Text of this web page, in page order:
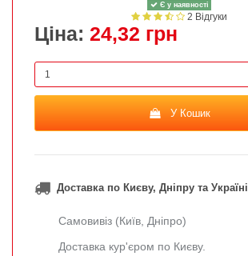
Є у наявності
2 Відгуки
Ціна: 24,32 грн
У Кошик
Доставка по Києву, Дніпру та Україні
Самовивіз (Київ, Дніпро)
Доставка кур'єром по Києву.